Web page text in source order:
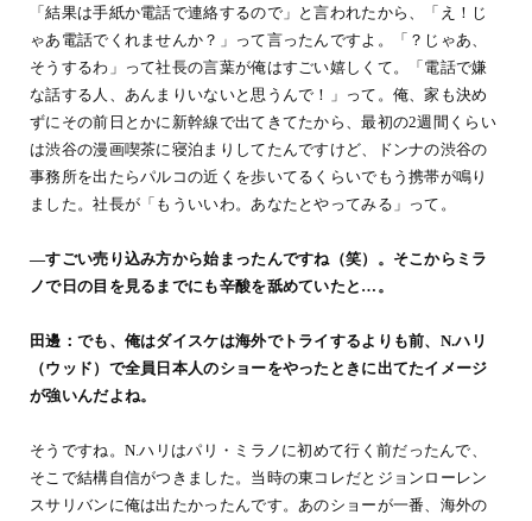
「結果は手紙か電話で連絡するので」と言われたから、「え！じ
ゃあ電話でくれませんか？」って言ったんですよ。「？じゃあ、
そうするわ」って社長の言葉が俺はすごい嬉しくて。「電話で嫌
な話する人、あんまりいないと思うんで！」って。俺、家も決め
ずにその前日とかに新幹線で出てきてたから、最初の2週間くらい
は渋谷の漫画喫茶に寝泊まりしてたんですけど、ドンナの渋谷の
事務所を出たらパルコの近くを歩いてるくらいでもう携帯が鳴り
ました。社長が「もういいわ。あなたとやってみる」って。
―すごい売り込み方から始まったんですね（笑）。そこからミラ
ノで日の目を見るまでにも辛酸を舐めていたと…。
田邊：でも、俺はダイスケは海外でトライするよりも前、N.ハリ
（ウッド）で全員日本人のショーをやったときに出てたイメージ
が強いんだよね。
そうですね。N.ハリはパリ・ミラノに初めて行く前だったんで、
そこで結構自信がつきました。当時の東コレだとジョンローレン
スサリバンに俺は出たかったんです。あのショーが一番、海外の